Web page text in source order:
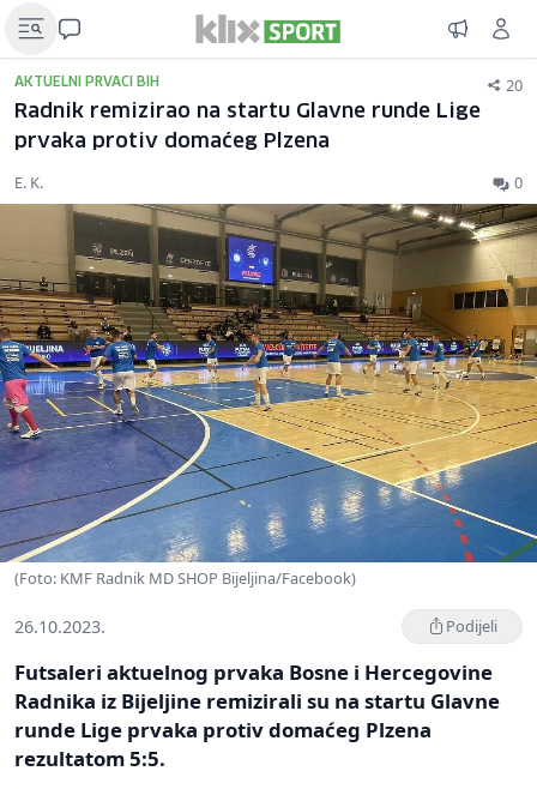
AKTUELNI PRVACI BIH 20
Radnik remizirao na startu Glavne runde Lige
prvaka protiv domaćeg Plzena
E. K. 0
(Foto: KMF Radnik MD SHOP Bijeljina/Facebook)
26.10.2023. Podijeli
Futsaleri aktuelnog prvaka Bosne i Hercegovine
Radnika iz Bijeljine remizirali su na startu Glavne
runde Lige prvaka protiv domaćeg Plzena
rezultatom 5:5.